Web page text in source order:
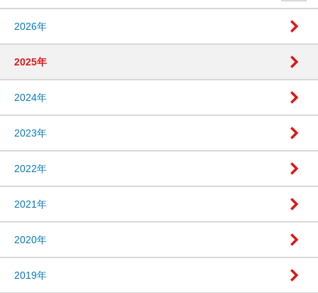
2026年
2025年
2024年
2023年
2022年
2021年
2020年
2019年